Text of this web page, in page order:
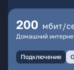
200 мбит/
Домашний
Подключение